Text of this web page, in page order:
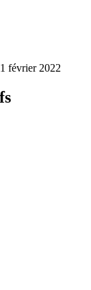
février 2022